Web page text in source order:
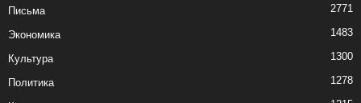
Письма 2771
Экономика 1483
Культура 1300
Политика 1278